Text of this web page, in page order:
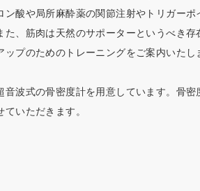
ン酸や局所麻酔薬の関節注射やトリガー
た、筋肉は天然のサポーターというべき
ップのためのトレーニングをご案内いたし
音波式の骨密度計を用意しています。骨
ていただきます。